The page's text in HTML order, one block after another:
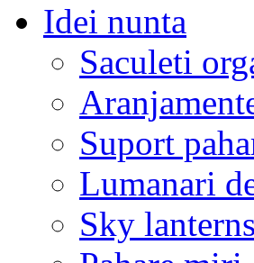
Idei nunta
Saculeti
Suport
Lumanari
Sky lanterns